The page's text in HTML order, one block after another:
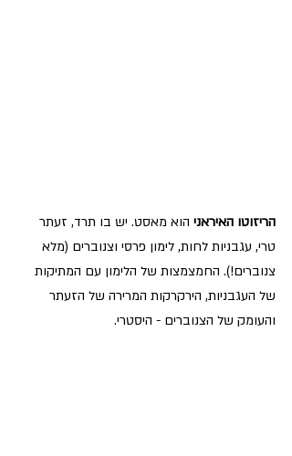
הריזוטו האיראני הוא מאסט. יש בו תרד, זעתר
טרי, עגבניות לחות, לימון פרסי וצנוברים (מלא
צנוברים!). החמצמצות של הלימון עם המתיקות
של העגבניות, הירקרקות המרירה של הזעתר
והעומק של הצנוברים - היסטרי.